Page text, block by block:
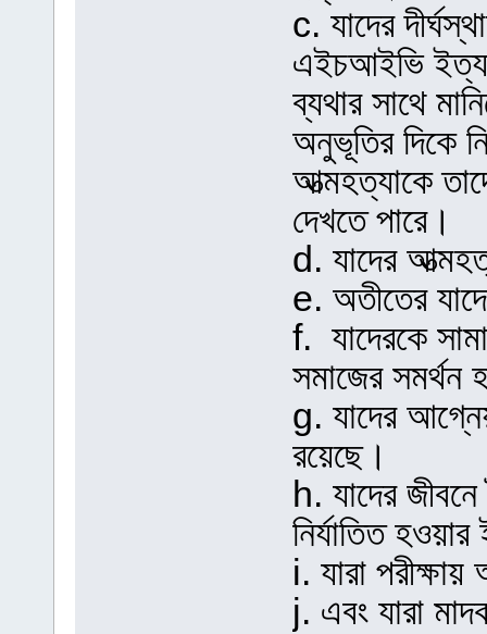
c. যাদের
এইচআইভি
ব্যথার সাথে
অনুভূতির দিকে
আত্মহত্যাকে
দেখতে পারে।
d. যাদের
e. অতীতের
f. যাদেরকে
সমাজের সমর্থন
g. যাদের
রয়েছে।
h. যাদের
নির্যাতিত
i. যারা
j. এবং যারা